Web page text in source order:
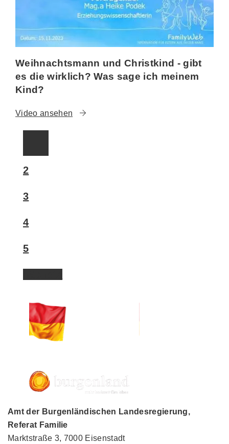
Weihnachtsmann und Christkind - gibt
es die wirklich? Was sage ich meinem
Kind?
Video ansehen
2
3
4
5
Amt der Burgenländischen Landesregierung,
Referat Familie
Marktstraße 3, 7000 Eisenstadt